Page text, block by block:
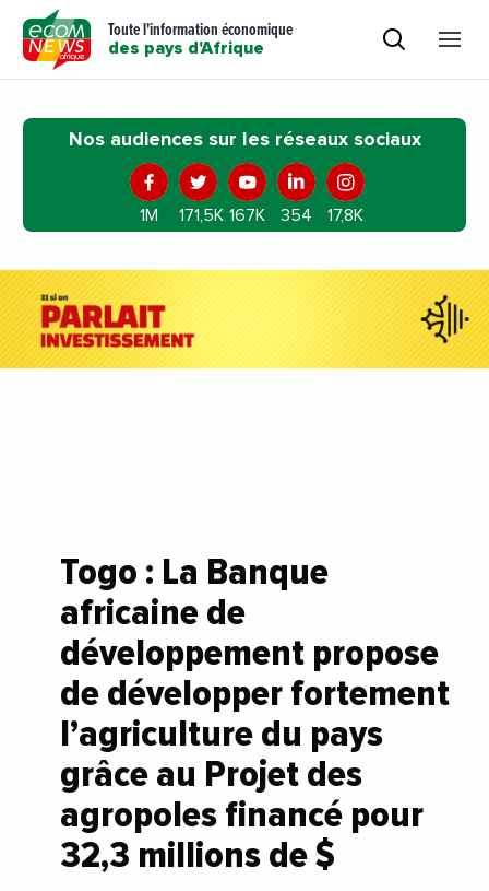
Toute l'information économique
des pays d'Afrique
Nos audiences sur les réseaux sociaux
1M 171,5K 167K 354 17,8K
Togo : La Banque
africaine de
développement propose
de développer fortement
l’agriculture du pays
grâce au Projet des
agropoles financé pour
32,3 millions de $